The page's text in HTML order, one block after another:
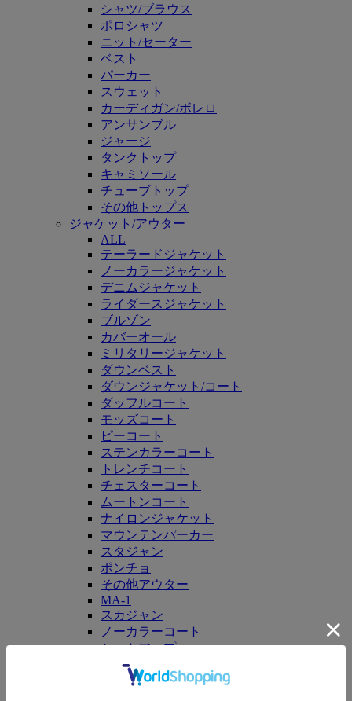
シャツ/ブラウス
ポロシャツ
ニット/セーター
ベスト
パーカー
スウェット
カーディガン/ボレロ
アンサンブル
ジャージ
タンクトップ
キャミソール
チューブトップ
その他トップス
ジャケット/アウター
ALL
テーラードジャケット
ノーカラージャケット
デニムジャケット
ライダースジャケット
ブルゾン
カバーオール
ミリタリージャケット
ダウンベスト
ダウンジャケット/コート
ダッフルコート
モッズコート
ピーコート
ステンカラーコート
トレンチコート
チェスターコート
ムートンコート
ナイロンジャケット
マウンテンパーカー
スタジャン
ポンチョ
その他アウター
MA-1
スカジャン
ノーカラーコート
セットアップ